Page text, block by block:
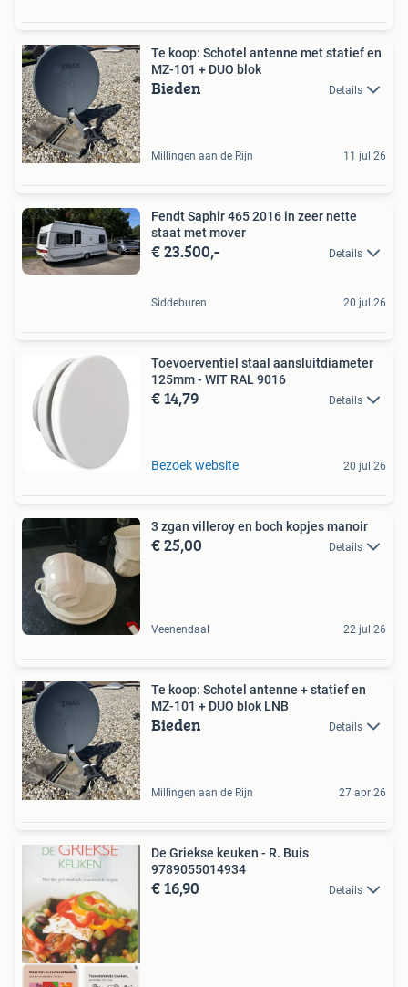
Te koop: Schotel antenne met statief en
MZ-101 + DUO blok
Bieden Details
Millingen aan de Rijn 11 jul 26
Fendt Saphir 465 2016 in zeer nette
staat met mover
€ 23.500,- Details
Siddeburen 20 jul 26
Toevoerventiel staal aansluitdiameter
125mm - WIT RAL 9016
€ 14,79 Details
Bezoek website 20 jul 26
3 zgan villeroy en boch kopjes manoir
€ 25,00 Details
Veenendaal 22 jul 26
Te koop: Schotel antenne + statief en
MZ-101 + DUO blok LNB
Bieden Details
Millingen aan de Rijn 27 apr 26
De Griekse keuken - R. Buis
9789055014934
€ 16,90 Details